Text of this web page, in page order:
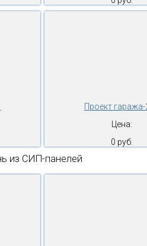
Проект
Цена:
0 руб.
из СИП-панелей